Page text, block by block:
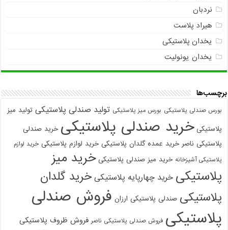
نردبان
هیراد پلاست
یخدان پلاستیکی
یخدان یونولیت
برچسب‌ها
بورس صندلی پلاستیکی بورس میز پلاستیکی تولید صندلی پلاستیکی تولید میز
پلاستیکی خرید صندلی پلاستیکی خرید صندلی
پلاستیکی ناصر خرید عمده گلدان پلاستیکی خرید لوازم پلاستیکی خرید لوازم
پلاستیکی آشپزخانه خرید میز صندلی پلاستیکی خرید میز
پلاستیکی خرید چهارپایه پلاستیکی خرید گلدان
پلاستیکی صندلی پلاستیکی ارزان فروش صندلی
پلاستیکی فروش صندلی پلاستیکی ناصر فروش ظروف پلاستیکی